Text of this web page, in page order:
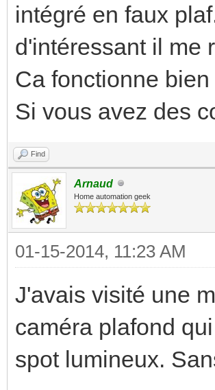
intégré en faux
d'intéressant il me
Ca fonctionne
Si vous avez des
Find
Arnaud
Home automation geek
01-15-2014, 11:23 AM
J'avais visité une
caméra plafond
spot lumineux.